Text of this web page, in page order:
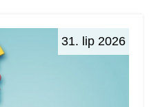
31. lip 2026